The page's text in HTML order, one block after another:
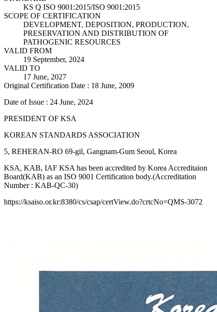
KS Q ISO 9001:2015/ISO 9001:2015
SCOPE OF CERTIFICATION
DEVELOPMENT, DEPOSITION, PRODUCTION,
PRESERVATION AND DISTRIBUTION OF
PATHOGENIC RESOURCES
VALID FROM
19 September, 2024
VALID TO
17 June, 2027
Original Certification Date : 18 June, 2009
Date of Issue : 24 June, 2024
PRESIDENT OF KSA
KOREAN STANDARDS ASSOCIATION
5, REHERAN-RO 69-gil, Gangnam-Gum Seoul, Korea
KSA, KAB, IAF KSA has been accredited by Korea Accreditaion
Board(KAB) as an ISO 9001 Certification body.(Accreditation
Number : KAB-QC-30)
https://ksaiso.or.kr:8380/cs/csap/certView.do?crtcNo=QMS-3072